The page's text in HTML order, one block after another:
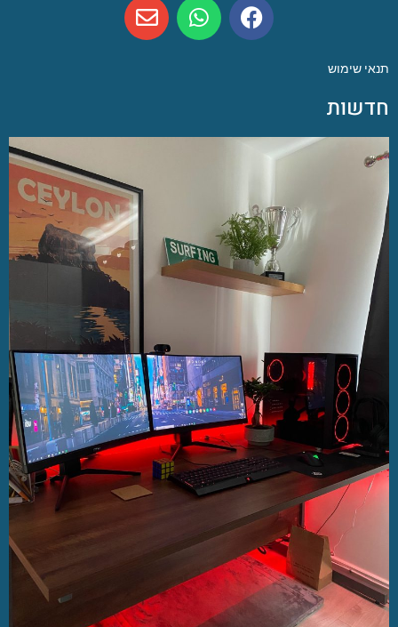
תנאי שימוש
חדשות